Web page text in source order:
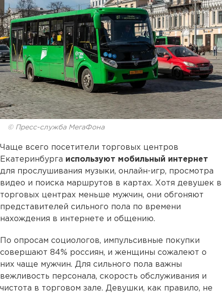
© Пресс-служба МегаФона
Чаще всего посетители торговых центров
Екатеринбурга используют мобильный интернет
для прослушивания музыки, онлайн-игр, просмотра
видео и поиска маршрутов в картах. Хотя девушек в
торговых центрах меньше мужчин, они обгоняют
представителей сильного пола по времени
нахождения в интернете и общению.
По опросам социологов, импульсивные покупки
совершают 84% россиян, и женщины сожалеют о
них чаще мужчин. Для сильного пола важны
вежливость персонала, скорость обслуживания и
чистота в торговом зале. Девушки, как правило, не